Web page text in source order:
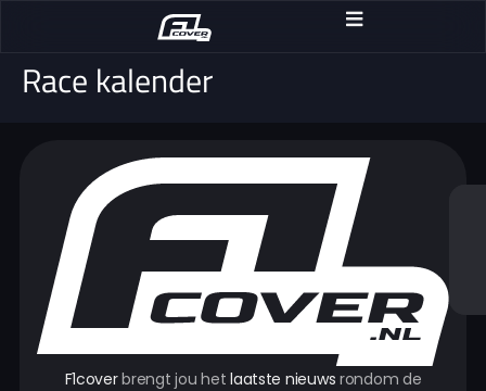
Race kalender
F1coverbrengt jou hetlaatste nieuws rondom de